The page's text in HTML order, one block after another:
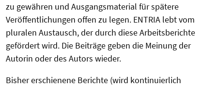
zu gewähren und Ausgangsmaterial für spätere
Veröffentlichungen offen zu legen. ENTRIA lebt vom
pluralen Austausch, der durch diese Arbeitsberichte
gefördert wird. Die Beiträge geben die Meinung der
Autorin oder des Autors wieder.
Bisher erschienene Berichte (wird kontinuierlich